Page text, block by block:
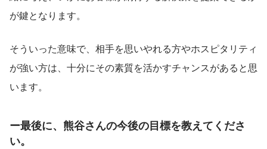
が鍵となります。
そういった意味で、相手を思いやれる方やホスピタリティ
が強い方は、十分にその素質を活かすチャンスがあると思
います。
ー最後に、熊谷さんの今後の目標を教えてくださ
い。